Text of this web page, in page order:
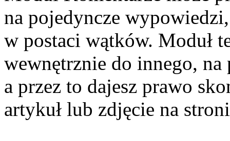
na pojedyncze
w postaci wątków. Moduł
wewnętrznie do innego,
a przez to dajesz prawo
artykuł lub zdjęcie na